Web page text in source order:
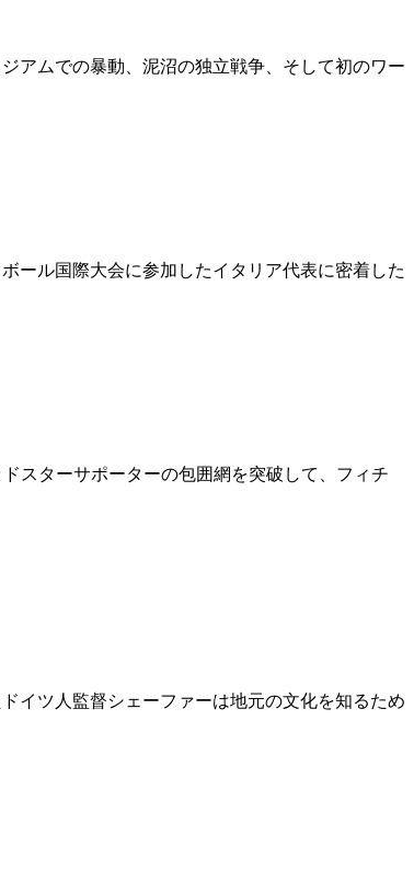
アムでの暴動、泥沼の独立戦争、そして初のワー
ール国際大会に参加したイタリア代表に密着した
スターサポーターの包囲網を突破して、フィチ
イツ人監督シェーファーは地元の文化を知るため